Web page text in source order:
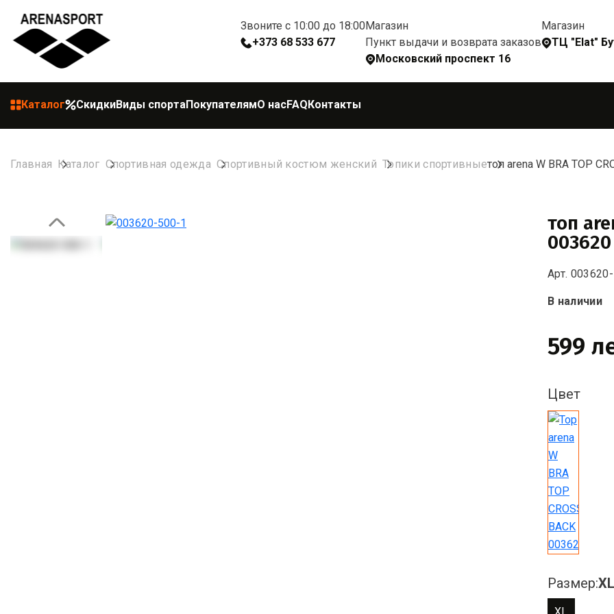
Звоните с 10:00 до 18:00
+373 68 533 677
Магазин
Пункт выдачи и возврата заказов
Московский проспект 16
Магазин
ТЦ "Elat"
Каталог СкидкиВиды спортаПокупателямО насFAQКонтакты
Главная Каталог Спортивная одежда Спортивный костюм женский Топики спортивныетоп arena W BRA TOP
топ
003620
Арт.
В наличии
599
Цвет
Размер:XL